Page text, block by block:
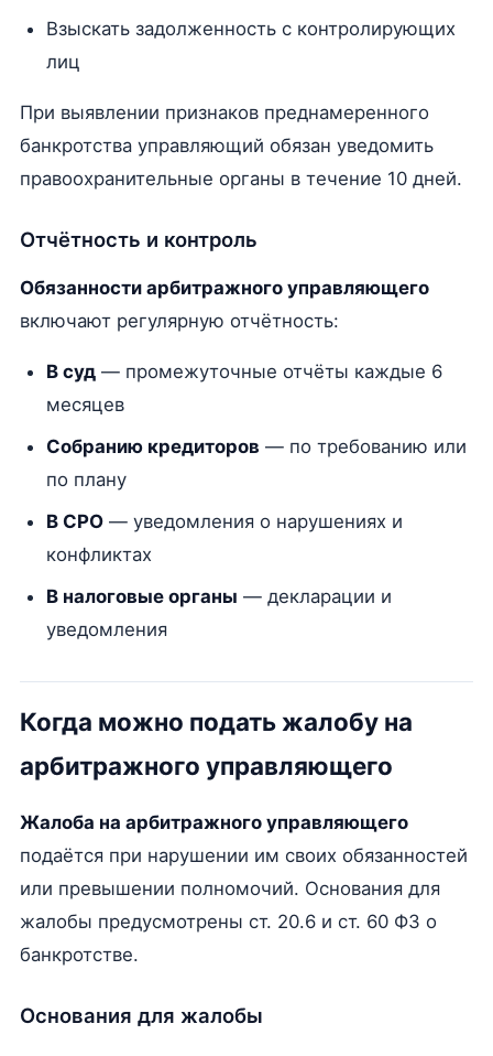
Взыскать задолженность с контролирующих
лиц
При выявлении признаков преднамеренного
банкротства управляющий обязан уведомить
правоохранительные органы в течение 10 дней.
Отчётность и контроль
Обязанности арбитражного управляющего
включают регулярную отчётность:
В суд— промежуточные отчёты каждые 6
месяцев
Собранию кредиторов — по требованию или
по плану
В СРО— уведомления о нарушениях и
конфликтах
В налоговые органы — декларации и
уведомления
Когда можно подать жалобу на
арбитражного управляющего
Жалоба на арбитражного управляющего
подаётся при нарушении им своих обязанностей
или превышении полномочий. Основания для
жалобы предусмотрены ст. 20.6 и ст. 60 ФЗ о
банкротстве.
Основания для жалобы